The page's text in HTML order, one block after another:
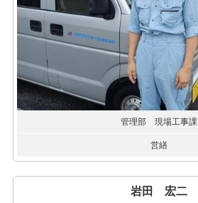
管理部 現場工事課
営繕
岩田 宏二